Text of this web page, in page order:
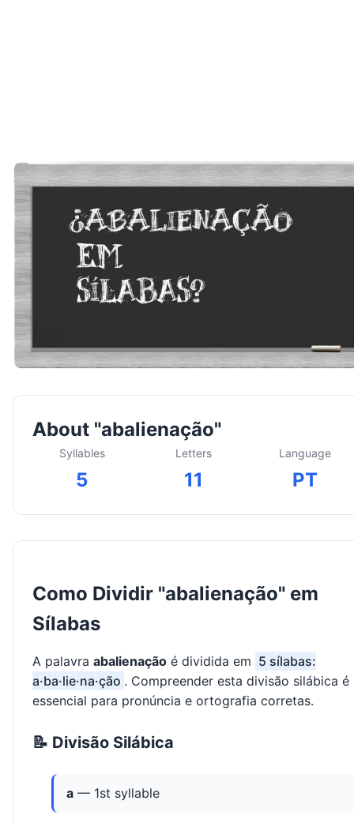
About "abalienação"
Syllables
5
Letters
11
Language
PT
Como Dividir "abalienação" em
Sílabas
A palavra abalienação é dividida em 5 sílabas:
a·ba·lie·na·ção . Compreender esta divisão silábica é
essencial para pronúncia e ortografia corretas.
📝 Divisão Silábica
a — 1st syllable